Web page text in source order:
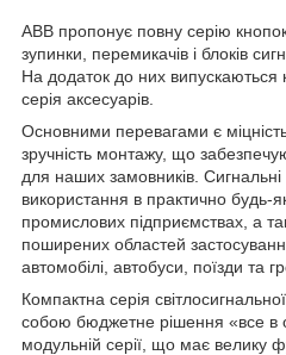
ABB пропонує повну серію
зупинки, перемикачів і блоків
На додаток до них випускаються
серія аксесуарів.
Основними перевагами є
зручність монтажу, що
для наших замовників.
використання в практично будь-
промислових підприємствах, а
поширених областей
автомобілі, автобуси, поїзди та
Компактна серія
собою бюджетне рішення «все в
модульній серії, що має велику